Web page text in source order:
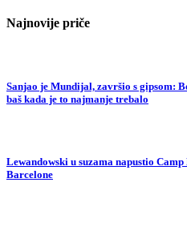
Najnovije priče
Sanjao je Mundijal, završio s gipsom:
baš kada je to najmanje trebalo
Lewandowski u suzama napustio
Barcelone